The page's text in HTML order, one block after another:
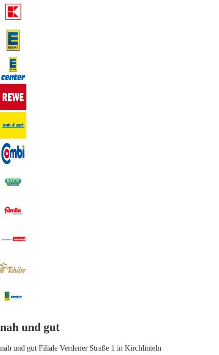
nah und gut
nah und gut Filiale Verdener Straße 1 in Kirchlinteln